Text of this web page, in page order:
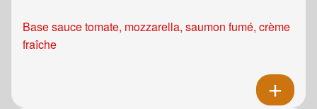
Base sauce tomate, mozzarella, saumon fumé, crème
fraîche